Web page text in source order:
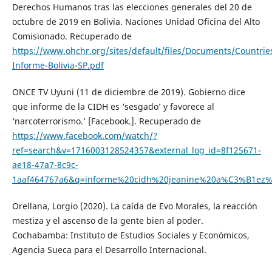
Derechos Humanos tras las elecciones generales del 20 de
octubre de 2019 en Bolivia. Naciones Unidad Oficina del Alto
Comisionado. Recuperado de
https://www.ohchr.org/sites/default/files/Documents/
Informe-Bolivia-SP.pdf
ONCE TV Uyuni (11 de diciembre de 2019). Gobierno dice
que informe de la CIDH es ‘sesgado’ y favorece al
‘narcoterrorismo.’ [Facebook.]. Recuperado de
https://www.facebook.com/watch/?
ref=search&v=1716003128524357&external_log_id=8f125671-
ae18-47a7-8c9c-
Orellana, Lorgio (2020). La caída de Evo Morales, la reacción
mestiza y el ascenso de la gente bien al poder.
Cochabamba: Instituto de Estudios Sociales y Económicos,
Agencia Sueca para el Desarrollo Internacional.